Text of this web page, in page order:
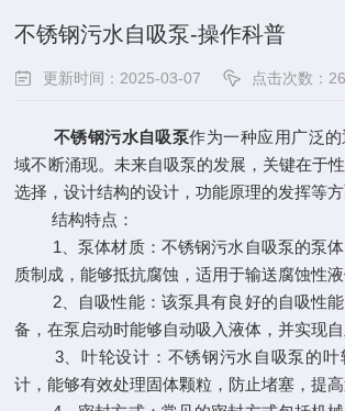
不锈钢污水自吸泵-操作科普
更新时间：2025-03-07 点击次数：
不锈钢污水自吸泵作为一种应用广泛
域不断涌现。未来自吸泵的发展，关键在于
选择，设计结构的设计，功能原理的发挥等方
结构特点：
1、泵体材质：不锈钢污水自吸泵的泵体
质制成，能够抵抗腐蚀，适用于输送腐蚀性液
2、自吸性能：该泵具有良好的自吸性能
备，在泵启动时能够自动吸入液体，并实现自
3、叶轮设计：不锈钢污水自吸泵的叶
计，能够有效处理固体颗粒，防止堵塞，提高